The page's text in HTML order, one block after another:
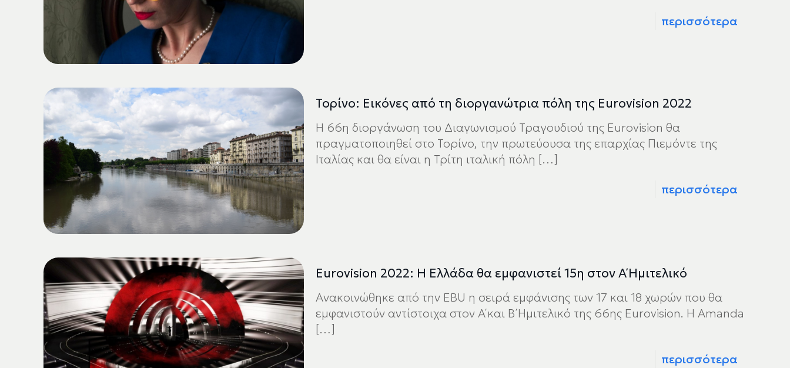
περισσότερα
Τορίνο: Εικόνες από τη διοργανώτρια πόλη της Eurovision 2022
H 66η διοργάνωση του Διαγωνισμού Τραγουδιού της Eurovision θα
πραγματοποιηθεί στο Τορίνο, την πρωτεύουσα της επαρχίας Πιεμόντε της
Ιταλίας και θα είναι η Τρίτη ιταλική πόλη […]
περισσότερα
Eurovision 2022: H Ελλάδα θα εμφανιστεί 15η στον Α΄ Ημιτελικό
Ανακοινώθηκε από την EBU η σειρά εμφάνισης των 17 και 18 χωρών που θα
εμφανιστούν αντίστοιχα στον Α΄ και Β΄ Ημιτελικό της 66ης Eurovision. H Amanda
[…]
περισσότερα